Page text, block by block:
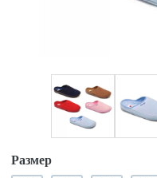
Размер